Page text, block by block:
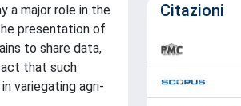
a major role in the
presentation of
to share data,
that such
variegating agri-
Citazioni